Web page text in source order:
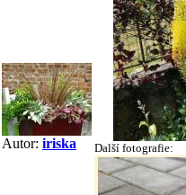
Autor: iriska Další fotografie: